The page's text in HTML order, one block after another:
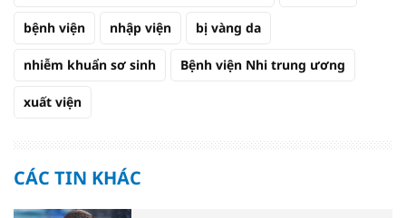
bệnh viện nhập viện bị vàng da
nhiễm khuẩn sơ sinh Bệnh viện Nhi trung ương
xuất viện
CÁC TIN KHÁC